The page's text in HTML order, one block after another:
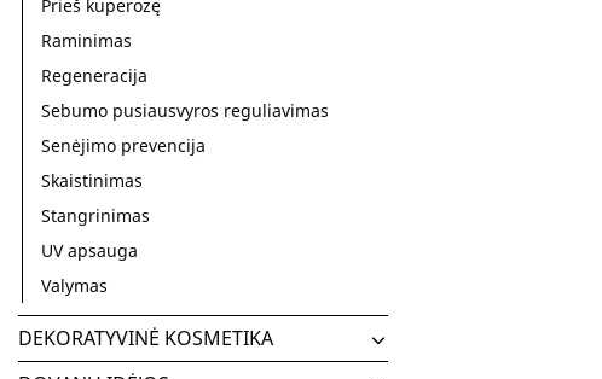
Prieš kuperozę
Raminimas
Regeneracija
Sebumo pusiausvyros reguliavimas
Senėjimo prevencija
Skaistinimas
Stangrinimas
UV apsauga
Valymas
DEKORATYVINĖ KOSMETIKA